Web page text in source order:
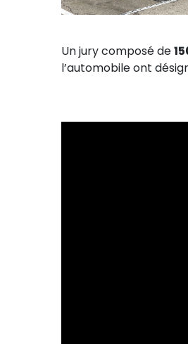
Un jury composé de
l’automobile ont